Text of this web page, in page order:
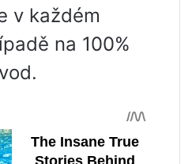
v každém
na 100%